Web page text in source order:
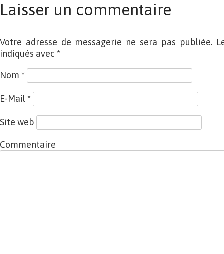
Laisser un commentaire
Votre adresse de messagerie ne sera pas publiée.
indiqués avec *
Nom *
E-Mail *
Site web
Commentaire